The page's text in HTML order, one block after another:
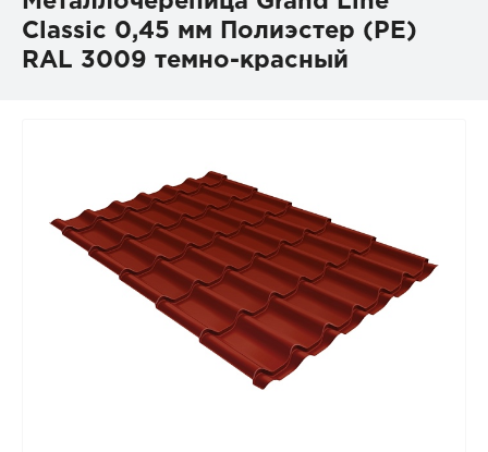
Classic 0,45 мм Полиэстер (PE)
RAL 3009 темно-красный